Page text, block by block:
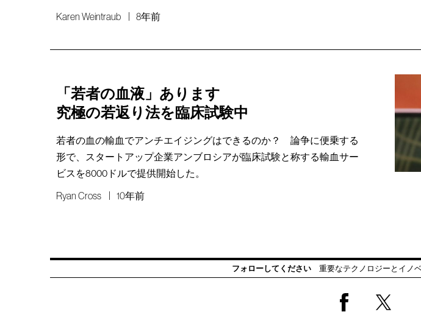
Karen Weintraub 8年前
「若者の血液」あります
究極の若返り法を臨床試験中
若者の血の輸血でアンチエイジングはできるのか？ 論争に便乗する
形で、スタートアップ企業アンブロシアが臨床試験と称する輸血サー
ビスを8000ドルで提供開始した。
Ryan Cross 10年前
フォローしてください 重要なテクノロジーとイノ